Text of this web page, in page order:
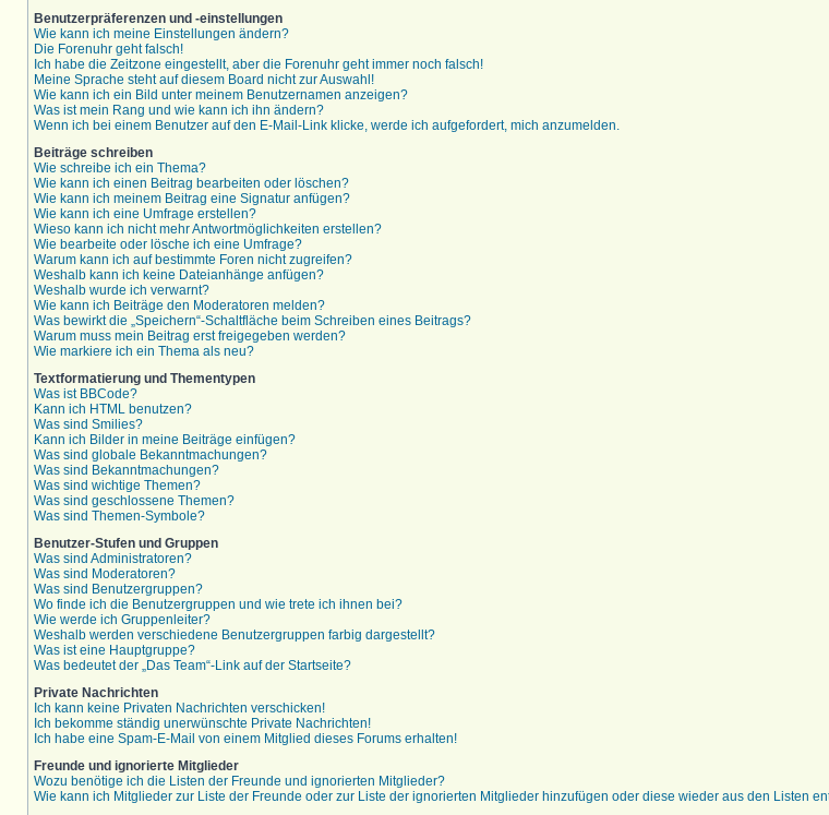
Benutzerpräferenzen und -einstellungen
Wie kann ich meine Einstellungen ändern?
Die Forenuhr geht falsch!
Ich habe die Zeitzone eingestellt, aber die Forenuhr geht immer noch falsch!
Meine Sprache steht auf diesem Board nicht zur Auswahl!
Wie kann ich ein Bild unter meinem Benutzernamen anzeigen?
Was ist mein Rang und wie kann ich ihn ändern?
Wenn ich bei einem Benutzer auf den E-Mail-Link klicke, werde ich aufgefordert, mich anzumelden.
Beiträge schreiben
Wie schreibe ich ein Thema?
Wie kann ich einen Beitrag bearbeiten oder löschen?
Wie kann ich meinem Beitrag eine Signatur anfügen?
Wie kann ich eine Umfrage erstellen?
Wieso kann ich nicht mehr Antwortmöglichkeiten erstellen?
Wie bearbeite oder lösche ich eine Umfrage?
Warum kann ich auf bestimmte Foren nicht zugreifen?
Weshalb kann ich keine Dateianhänge anfügen?
Weshalb wurde ich verwarnt?
Wie kann ich Beiträge den Moderatoren melden?
Was bewirkt die „Speichern“-Schaltfläche beim Schreiben eines Beitrags?
Warum muss mein Beitrag erst freigegeben werden?
Wie markiere ich ein Thema als neu?
Textformatierung und Thementypen
Was ist BBCode?
Kann ich HTML benutzen?
Was sind Smilies?
Kann ich Bilder in meine Beiträge einfügen?
Was sind globale Bekanntmachungen?
Was sind Bekanntmachungen?
Was sind wichtige Themen?
Was sind geschlossene Themen?
Was sind Themen-Symbole?
Benutzer-Stufen und Gruppen
Was sind Administratoren?
Was sind Moderatoren?
Was sind Benutzergruppen?
Wo finde ich die Benutzergruppen und wie trete ich ihnen bei?
Wie werde ich Gruppenleiter?
Weshalb werden verschiedene Benutzergruppen farbig dargestellt?
Was ist eine Hauptgruppe?
Was bedeutet der „Das Team“-Link auf der Startseite?
Private Nachrichten
Ich kann keine Privaten Nachrichten verschicken!
Ich bekomme ständig unerwünschte Private Nachrichten!
Ich habe eine Spam-E-Mail von einem Mitglied dieses Forums erhalten!
Freunde und ignorierte Mitglieder
Wozu benötige ich die Listen der Freunde und ignorierten Mitglieder?
Wie kann ich Mitglieder zur Liste der Freunde oder zur Liste der ignorierten Mitglieder hinzufügen oder diese wieder aus den Listen